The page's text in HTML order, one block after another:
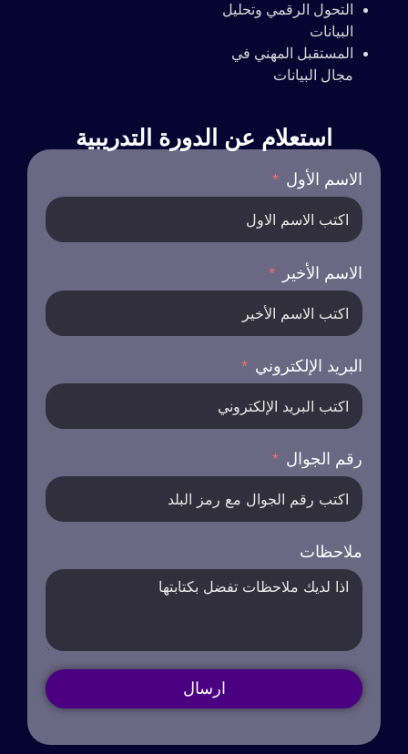
التحول الرقمي وتحليل
البيانات
المستقبل المهني في
مجال البيانات
استعلام عن الدورة التدريبية
الاسم الأول
الاسم الأخير
البريد الإلكتروني
رقم الجوال
ملاحظات
ارسال